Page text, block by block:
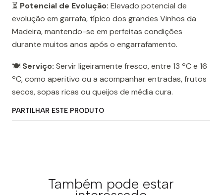
⏳ Potencial de Evolução: Elevado potencial de
evolução em garrafa, típico dos grandes Vinhos da
Madeira, mantendo-se em perfeitas condições
durante muitos anos após o engarrafamento.
🍽️ Serviço: Servir ligeiramente fresco, entre 13 ºC e 16
ºC, como aperitivo ou a acompanhar entradas, frutos
secos, sopas ricas ou queijos de média cura.
PARTILHAR ESTE PRODUTO
Também pode estar